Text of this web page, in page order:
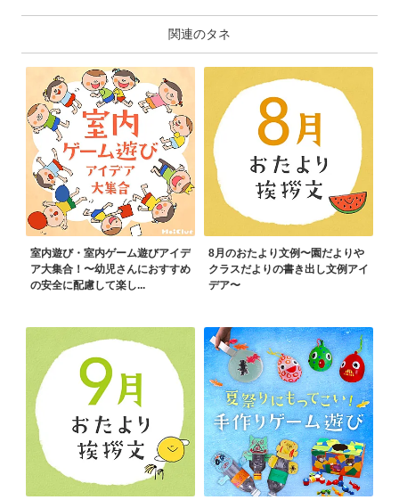
関連のタネ
室内遊び・室内ゲーム遊びアイデ
ア大集合！〜幼児さんにおすすめ
の安全に配慮して楽し...
8月のおたより文例〜園だよりや
クラスだよりの書き出し文例アイ
デア〜